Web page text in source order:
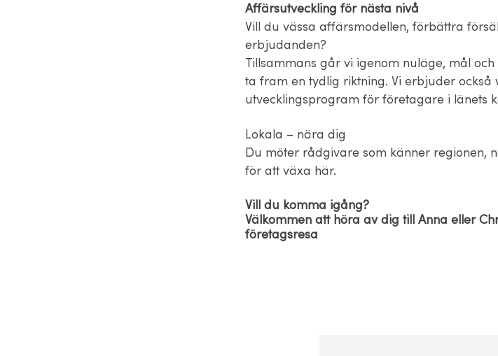
Affärsutveckling för nästa nivå
Vill du vässa affärsmodellen, förbättra
erbjudanden?
Tillsammans går vi igenom nuläge, mål
ta fram en tydlig riktning. Vi erbjuder också
utvecklingsprogram för företagare i länets
Lokala – nära dig
Du möter rådgivare som känner regionen,
för att växa här.
Vill du komma igång?
Välkommen att höra av dig till Anna eller
företagsresa